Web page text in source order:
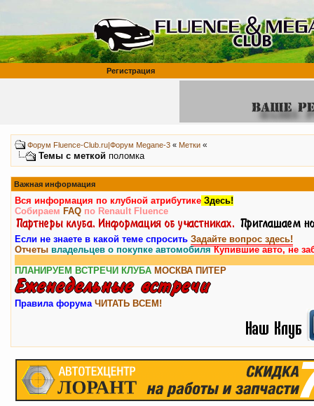
Регистрация
Форум Fluence-Club.ru|Форум Megane-3 « Метки «
Темы с меткой поломка
Важная информация
Вся информация по клубной атрибутике Здесь!
Собираем FAQ по Renault Fluence
Если не знаете в какой теме спросить Задайте вопрос здесь!
Отчеты владельцев о покупке автомобиляКупившие авто, не
ПЛАНИРУЕМ ВСТРЕЧИ КЛУБА МОСКВА ПИТЕР
Правила форума ЧИТАТЬ ВСЕМ!